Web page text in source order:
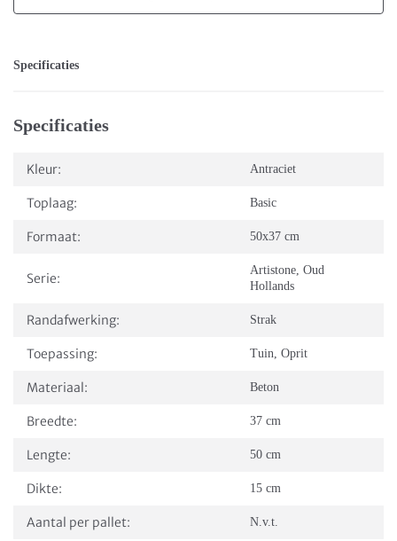
Specificaties
Specificaties
Kleur: Antraciet
Toplaag: Basic
Formaat: 50x37 cm
Serie:
Artistone ,Oud
Hollands
Randafwerking: Strak
Toepassing: Tuin ,Oprit
Materiaal: Beton
Breedte: 37 cm
Lengte: 50 cm
Dikte: 15 cm
Aantal per pallet: N.v.t.